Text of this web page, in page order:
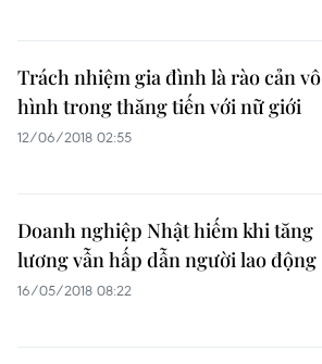
Trách nhiệm gia đình là rào cản vô
hình trong thăng tiến với nữ giới
12/06/2018 02:55
Doanh nghiệp Nhật hiếm khi tăng
lương vẫn hấp dẫn người lao động
16/05/2018 08:22